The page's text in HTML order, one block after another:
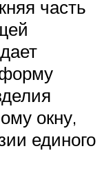
часть
окну,
единого